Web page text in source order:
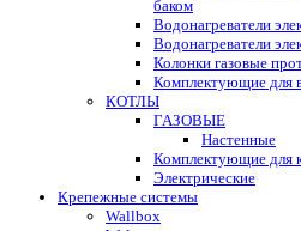
баком
Водонагреватели
Водонагреватели
Колонки газовые
Комплектующие для
КОТЛЫ
ГАЗОВЫЕ
Настенные
Комплектующие для
Электрические
Крепежные системы
Wallbox